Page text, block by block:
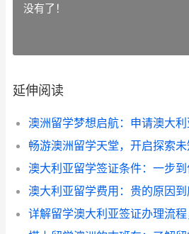
没有了！
延伸阅读
澳洲留学梦想启航：申请澳大
畅游澳洲留学天堂，开启探索
澳大利亚留学费用：贵的原因到